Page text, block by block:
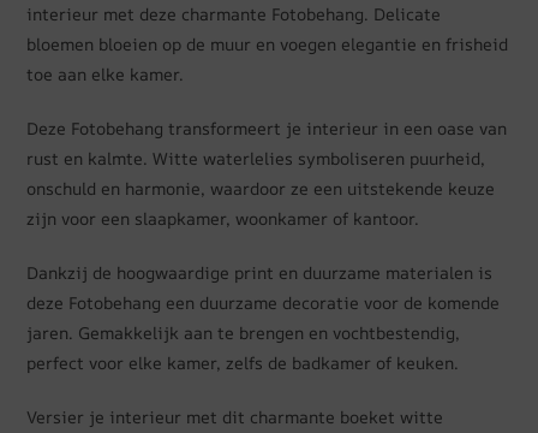
interieur met deze charmante Fotobehang. Delicate
bloemen bloeien op de muur en voegen elegantie en frisheid
toe aan elke kamer.
Deze Fotobehang transformeert je interieur in een oase van
rust en kalmte. Witte waterlelies symboliseren puurheid,
onschuld en harmonie, waardoor ze een uitstekende keuze
zijn voor een slaapkamer, woonkamer of kantoor.
Dankzij de hoogwaardige print en duurzame materialen is
deze Fotobehang een duurzame decoratie voor de komende
jaren. Gemakkelijk aan te brengen en vochtbestendig,
perfect voor elke kamer, zelfs de badkamer of keuken.
Versier je interieur met dit charmante boeket witte